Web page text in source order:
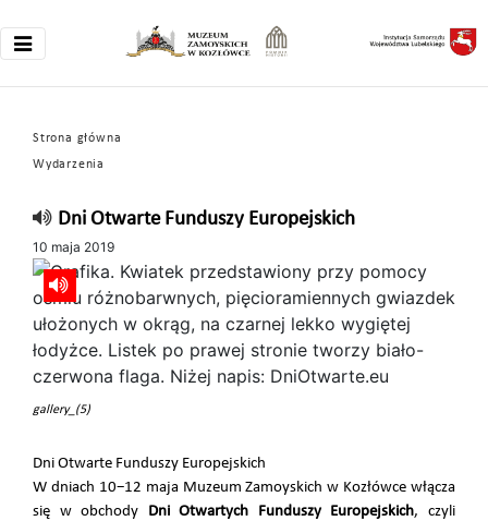
Strona główna
Wydarzenia
Dni Otwarte Funduszy Europejskich
10 maja 2019
gallery_(5)
Dni Otwarte Funduszy Europejskich
W dniach 10−12 maja Muzeum Zamoyskich w Kozłówce włącza
się w obchody Dni Otwartych Funduszy Europejskich, czyli